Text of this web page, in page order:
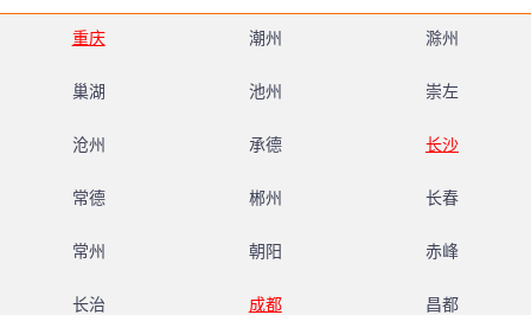
重庆 潮州 滁州
巢湖 池州 崇左
沧州 承德 长沙
常德 郴州 长春
常州 朝阳 赤峰
长治 成都 昌都